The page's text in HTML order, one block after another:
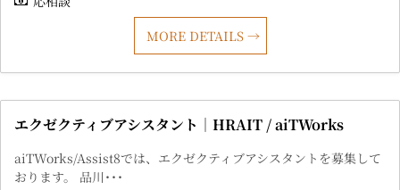
MORE DETAILS
エクゼクティブアシスタント｜HRAIT / aiTWorks
aiTWorks/Assist8では、エクゼクティブアシスタントを募集して
おります。 品川･･･